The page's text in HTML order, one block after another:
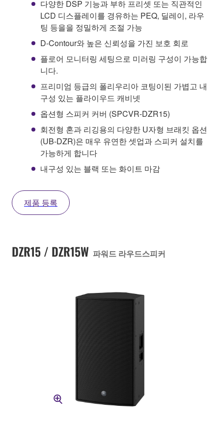
다양한 DSP 기능과 부하 프리셋 또는 직관적인
LCD 디스플레이를 경유하는 PEQ, 딜레이, 라우
팅 등을을 정밀하게 조절 가능
D-Contour와 높은 신뢰성을 가진 보호 회로
플로어 모니터링 세팅으로 미러링 구성이 가능합
니다.
프리미엄 등급의 폴리우리아 코팅이된 가볍고 내
구성 있는 플라이우드 캐비넷
옵션형 스피커 커버 (SPCVR-DZR15)
회전형 혼과 리깅용의 다양한 U자형 브래킷 옵션
(UB-DZR)은 매우 유연한 셋업과 스피커 설치를
가능하게 합니다
내구성 있는 블랙 또는 화이트 마감
제품 등록
DZR15 / DZR15W 파워드 라우드스피커